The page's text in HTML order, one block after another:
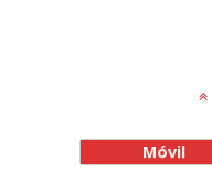
Móvil